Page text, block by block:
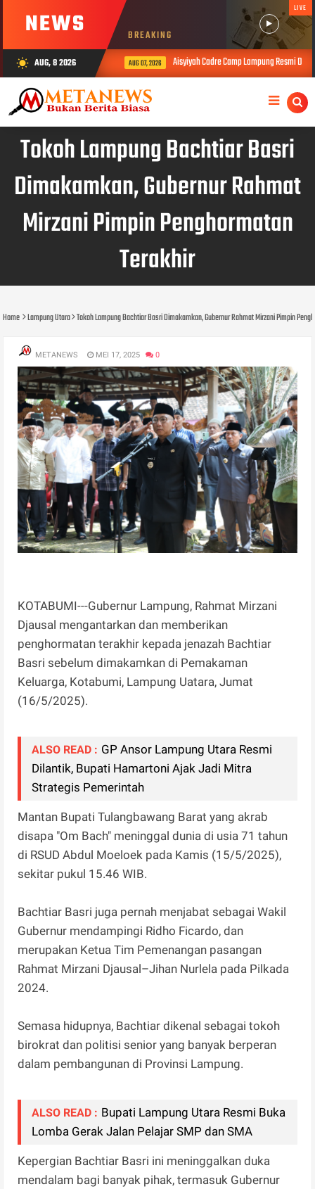
NEWS BREAKING
LIVE
wb_sunny AUG, 8 2026 AUG 07, 2026 Aisyiyah Cadre Camp Lampung Resmi
Tokoh Lampung Bachtiar Basri
Dimakamkan, Gubernur Rahmat
Mirzani Pimpin Penghormatan
Terakhir
Home Lampung Utara Tokoh Lampung Bachtiar Basri Dimakamkan, Gubernur Rahmat Mirzani Pimpin
METANEWS MEI 17, 2025 0
KOTABUMI---Gubernur Lampung, Rahmat Mirzani
Djausal mengantarkan dan memberikan
penghormatan terakhir kepada jenazah Bachtiar
Basri sebelum dimakamkan di Pemakaman
Keluarga, Kotabumi, Lampung Uatara, Jumat
(16/5/2025).
ALSO READ : GP Ansor Lampung Utara Resmi
Dilantik, Bupati Hamartoni Ajak Jadi Mitra
Strategis Pemerintah
Mantan Bupati Tulangbawang Barat yang akrab
disapa "Om Bach" meninggal dunia di usia 71 tahun
di RSUD Abdul Moeloek pada Kamis (15/5/2025),
sekitar pukul 15.46 WIB.
Bachtiar Basri juga pernah menjabat sebagai Wakil
Gubernur mendampingi Ridho Ficardo, dan
merupakan Ketua Tim Pemenangan pasangan
Rahmat Mirzani Djausal–Jihan Nurlela pada Pilkada
2024.
Semasa hidupnya, Bachtiar dikenal sebagai tokoh
birokrat dan politisi senior yang banyak berperan
dalam pembangunan di Provinsi Lampung.
ALSO READ : Bupati Lampung Utara Resmi Buka
Lomba Gerak Jalan Pelajar SMP dan SMA
Kepergian Bachtiar Basri ini meninggalkan duka
mendalam bagi banyak pihak, termasuk Gubernur